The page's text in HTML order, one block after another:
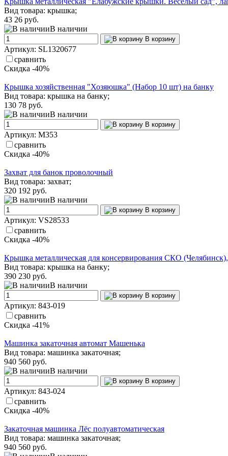
Вид товара: крышка;
43 26 руб.
В наличии
В корзину
Артикул: SL1320677
сравнить
Скидка -40%
Крышка хозяйственная "Хозяюшка" (Набор 10 шт) на банку
Вид товара: крышка на банку;
130 78 руб.
В наличии
В корзину
Артикул: М353
сравнить
Скидка -40%
Захват для банок проволочный
Вид товара: захват;
320 192 руб.
В наличии
В корзину
Артикул: VS28533
сравнить
Скидка -40%
Крышка металлическая для консервирования СКО
Вид товара: крышка на банку;
390 230 руб.
В наличии
В корзину
Артикул: 843-019
сравнить
Скидка -41%
Машинка закаточная автомат Машенька
Вид товара: машинка закаточная;
940 560 руб.
В наличии
В корзину
Артикул: 843-024
сравнить
Скидка -40%
Закаточная машинка Лёс полуавтоматическая
Вид товара: машинка закаточная;
940 560 руб.